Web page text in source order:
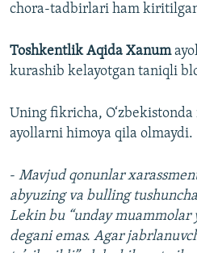
chora-tadbirlari ham
Toshkentlik Aqida Xanum
kurashib kelayotgan taniqli
Uning fikricha,
ayollarni himoya qila olmaydi.
- Mavjud qonunlar
abyuzing va bulling
Lekin bu “unday muammolar
degani emas. Agar